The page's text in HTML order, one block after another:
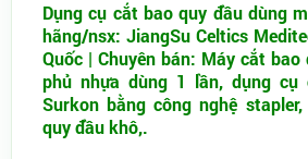
Dụng cụ cắt bao quy đầu dùng
hãng/nsx: JiangSu Celtics
Quốc | Chuyên bán: Máy cắt
phủ nhựa dùng 1 lần, dụng cụ
Surkon bằng công nghệ
quy đầu khô,.